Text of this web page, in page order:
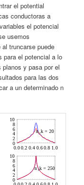
el potential
conductoras a
el potencial
usemos
truncarse puede
para el potencial a lo
planos y pasa por el
para las dos
a un determinado n